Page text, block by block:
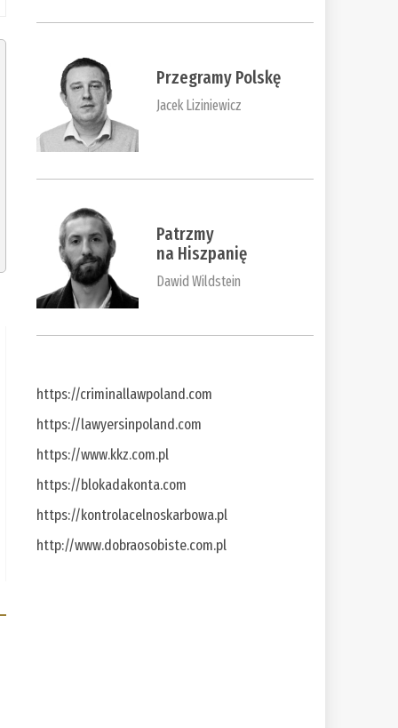
Przegramy Polskę
Jacek Liziniewicz
Patrzmy
na Hiszpanię
Dawid Wildstein
https://criminallawpoland.com
https://lawyersinpoland.com
https://www.kkz.com.pl
https://blokadakonta.com
https://kontrolacelnoskarbowa.pl
http://www.dobraosobiste.com.pl